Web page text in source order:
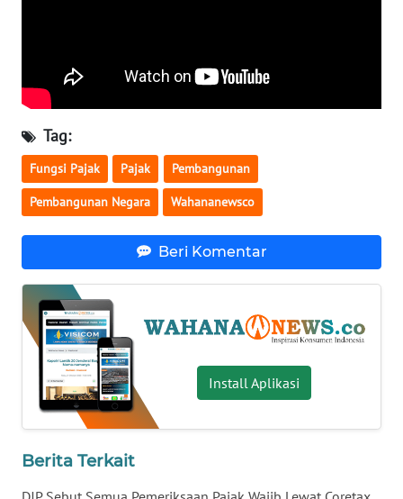
Tag:
Fungsi Pajak Pajak Pembangunan
Pembangunan Negara Wahananewsco
Beri Komentar
Install Aplikasi
Berita Terkait
WN
SERAMBI
WN
JAMBI
WN
NTB
WN
SULTENG
WN